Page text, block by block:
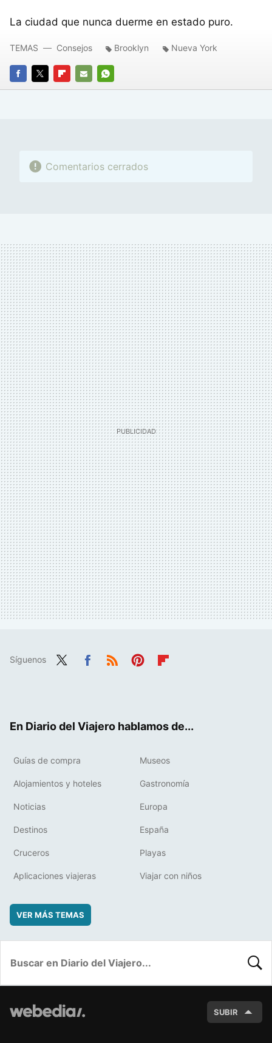
La ciudad que nunca duerme en estado puro.
FACEBOOK
TWITTERFLIPBOARD
E-
WHATSAPP
TEMAS Consejos Brooklyn Nueva York
Comentarios cerrados
Síguenos
En Diario del Viajero hablamos de...
Guías de compra Museos
Alojamientos y hoteles Gastronomía
Noticias Europa
Destinos España
Cruceros Playas
Aplicaciones viajeras Viajar con niños
VER MÁS TEMAS
SUBIR